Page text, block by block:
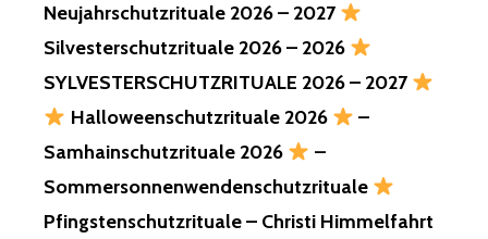
KOMMT
AUSZUG,
HIER!
Neujahrschutzrituale 2026 – 2027
Silvesterschutzrituale 2026 – 2026
SYLVESTERSCHUTZRITUALE 2026 – 2027
Halloweenschutzrituale 2026
–
Samhainschutzrituale 2026
–
Sommersonnenwendenschutzrituale
Pfingstenschutzrituale – Christi Himmelfahrt